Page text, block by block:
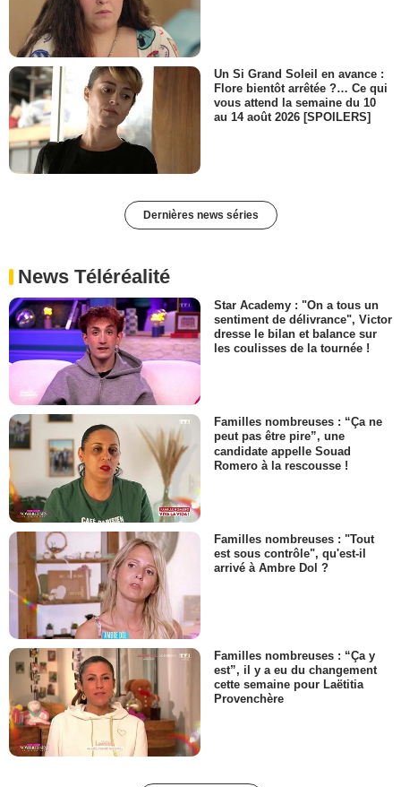
Un Si Grand Soleil en avance :
Flore bientôt arrêtée ?… Ce qui
vous attend la semaine du 10
au 14 août 2026 [SPOILERS]
Dernières news séries
News Téléréalité
Star Academy : "On a tous un
sentiment de délivrance", Victor
dresse le bilan et balance sur
les coulisses de la tournée !
Familles nombreuses : “Ça ne
peut pas être pire”, une
candidate appelle Souad
Romero à la rescousse !
Familles nombreuses : "Tout
est sous contrôle", qu'est-il
arrivé à Ambre Dol ?
Familles nombreuses : “Ça y
est”, il y a eu du changement
cette semaine pour Laëtitia
Provenchère